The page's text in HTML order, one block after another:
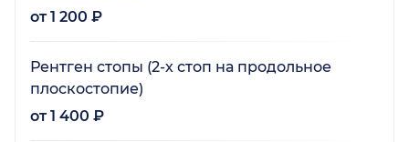
от 1 200 ₽
Рентген стопы (2-х стоп на продольное
плоскостопие)
от 1 400 ₽